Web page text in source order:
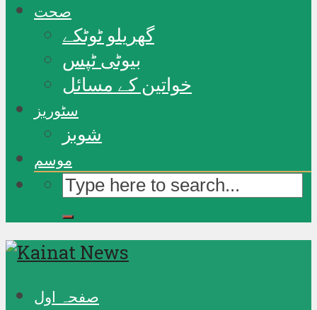
صحت
گھریلو ٹوٹکے
بیوٹی ٹپس
خواتین کے مسائل
سٹوریز
شوبز
موسم
صفحہ اول